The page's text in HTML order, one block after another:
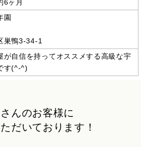
6ヶ月
園
巣鴨3-34-1
が自信を持ってオススメする高級な宇
す(^-^)
んのお客様に
だいております！